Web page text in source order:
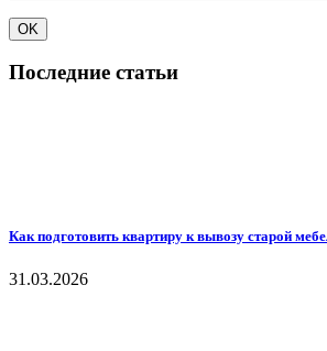
Последние статьи
Как подготовить квартиру к вывозу старой
31.03.2026